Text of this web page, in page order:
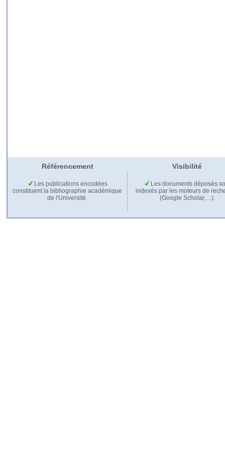
Référencement Visibilité
Les publications encodées
constituent la bibliographie académique
de l'Université.
Les documents déposés
indexés par les moteurs de
(Google Scholar,…).